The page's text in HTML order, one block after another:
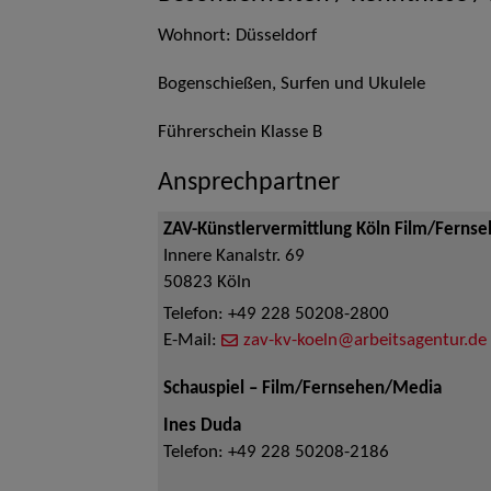
Wohnort: Düsseldorf
Bogenschießen, Surfen und Ukulele
Führerschein Klasse B
Ansprechpartner
ZAV-Künstlervermittlung Köln Film/
Innere Kanalstr. 69
50823 Köln
Telefon: +49 228 50208-2800
E-Mail:
zav-kv-koeln@arbeitsagentur.de
Schauspiel – Film/Fernsehen/Media
Ines Duda
Telefon: +49 228 50208-2186